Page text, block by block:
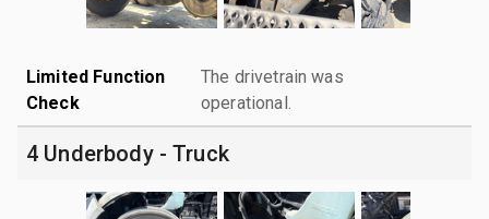
Limited Function
Check
The drivetrain was
operational.
4 Underbody - Truck